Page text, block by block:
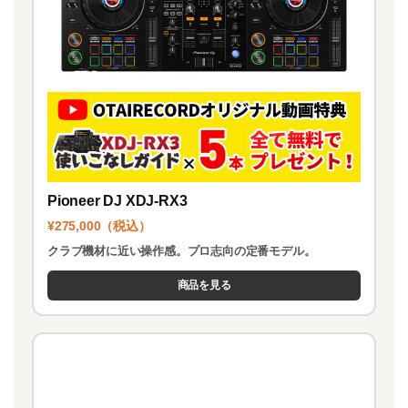
Pioneer DJ XDJ-RX3
¥275,000（税込）
クラブ機材に近い操作感。プロ志向の定番モデル。
商品を見る